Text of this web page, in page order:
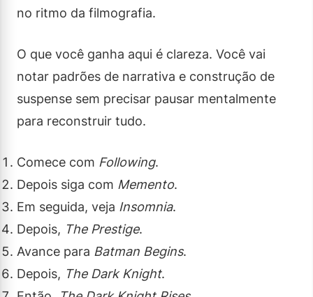
no ritmo da filmografia.
O que você ganha aqui é clareza. Você vai
notar padrões de narrativa e construção de
suspense sem precisar pausar mentalmente
para reconstruir tudo.
Comece com Following.
Depois siga com Memento.
Em seguida, veja Insomnia.
Depois, The Prestige.
Avance para Batman Begins.
Depois, The Dark Knight.